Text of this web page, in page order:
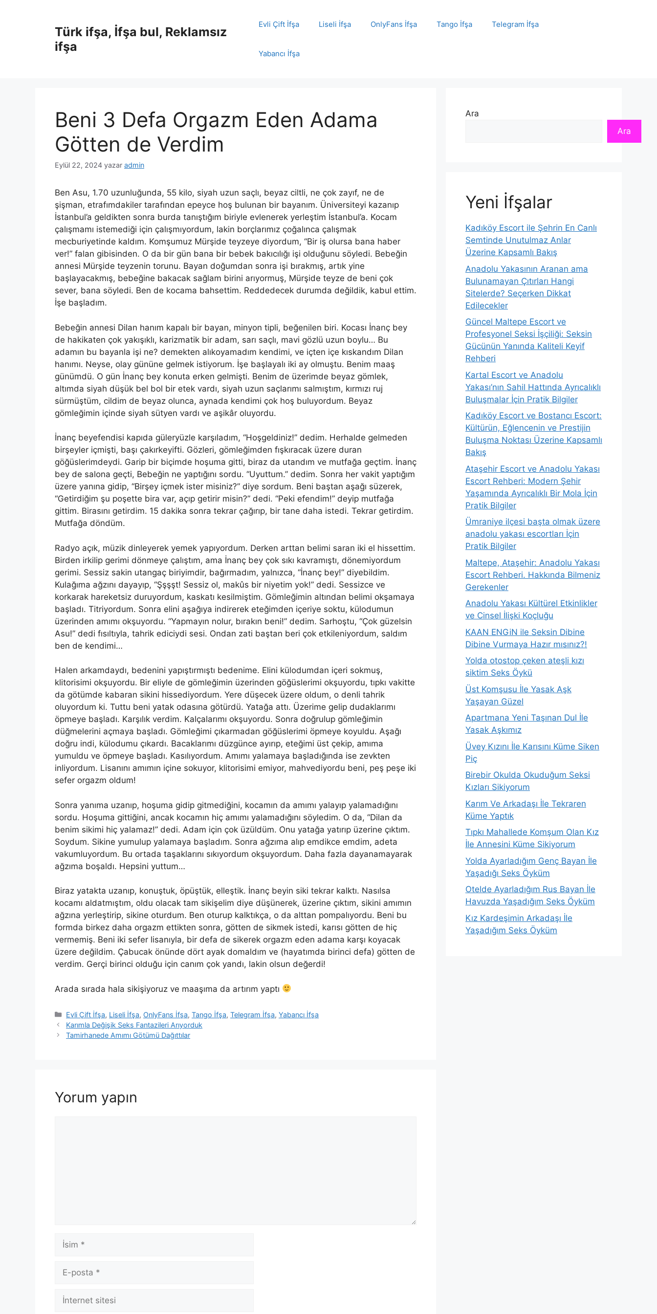
Türk ifşa, İfşa bul, Reklamsız
ifşa
Evli Çift İfşa Liseli İfşa OnlyFans İfşa Tango İfşa Telegram İfşa
Yabancı İfşa
Beni 3 Defa Orgazm Eden Adama
Götten de Verdim
Eylül 22, 2024 yazar admin
Ben Asu, 1.70 uzunluğunda, 55 kilo, siyah uzun saçlı, beyaz ciltli, ne çok zayıf, ne de
şişman, etrafımdakiler tarafından epeyce hoş bulunan bir bayanım. Üniversiteyi kazanıp
İstanbul’a geldikten sonra burda tanıştığım biriyle evlenerek yerleştim İstanbul’a. Kocam
çalışmamı istemediği için çalışmıyordum, lakin borçlarımız çoğalınca çalışmak
mecburiyetinde kaldım. Komşumuz Mürşide teyzeye diyordum, “Bir iş olursa bana haber
ver!” falan gibisinden. O da bir gün bana bir bebek bakıcılığı işi olduğunu söyledi. Bebeğin
annesi Mürşide teyzenin torunu. Bayan doğumdan sonra işi bırakmış, artık yine
başlayacakmış, bebeğine bakacak sağlam birini arıyormuş, Mürşide teyze de beni çok
sever, bana söyledi. Ben de kocama bahsettim. Reddedecek durumda değildik, kabul ettim.
İşe başladım.
Bebeğin annesi Dilan hanım kapalı bir bayan, minyon tipli, beğenilen biri. Kocası İnanç bey
de hakikaten çok yakışıklı, karizmatik bir adam, sarı saçlı, mavi gözlü uzun boylu… Bu
adamın bu bayanla işi ne? demekten alıkoyamadım kendimi, ve içten içe kıskandım Dilan
hanımı. Neyse, olay gününe gelmek istiyorum. İşe başlayalı iki ay olmuştu. Benim maaş
günümdü. O gün İnanç bey konuta erken gelmişti. Benim de üzerimde beyaz gömlek,
altımda siyah düşük bel bol bir etek vardı, siyah uzun saçlarımı salmıştım, kırmızı ruj
sürmüştüm, cildim de beyaz olunca, aynada kendimi çok hoş buluyordum. Beyaz
gömleğimin içinde siyah sütyen vardı ve aşikâr oluyordu.
İnanç beyefendisi kapıda güleryüzle karşıladım, “Hoşgeldiniz!” dedim. Herhalde gelmeden
birşeyler içmişti, başı çakırkeyifti. Gözleri, gömleğimden fışkıracak üzere duran
göğüslerimdeydi. Garip bir biçimde hoşuma gitti, biraz da utandım ve mutfağa geçtim. İnanç
bey de salona geçti, Bebeğin ne yaptığını sordu. “Uyuttum.” dedim. Sonra her vakit yaptığım
üzere yanına gidip, “Birşey içmek ister misiniz?” diye sordum. Beni baştan aşağı süzerek,
“Getirdiğim şu poşette bira var, açıp getirir misin?” dedi. “Peki efendim!” deyip mutfağa
gittim. Birasını getirdim. 15 dakika sonra tekrar çağırıp, bir tane daha istedi. Tekrar getirdim.
Mutfağa döndüm.
Radyo açık, müzik dinleyerek yemek yapıyordum. Derken arttan belimi saran iki el hissettim.
Birden irkilip gerimi dönmeye çalıştım, ama İnanç bey çok sıkı kavramıştı, dönemiyordum
gerimi. Sessiz sakin utangaç biriyimdir, bağırmadım, yalnızca, “İnanç bey!” diyebildim.
Kulağıma ağzını dayayıp, “Şşşşt! Sessiz ol, makûs bir niyetim yok!” dedi. Sessizce ve
korkarak hareketsiz duruyordum, kaskatı kesilmiştim. Gömleğimin altından belimi okşamaya
başladı. Titriyordum. Sonra elini aşağıya indirerek eteğimden içeriye soktu, külodumun
üzerinden amımı okşuyordu. “Yapmayın nolur, bırakın beni!” dedim. Sarhoştu, “Çok güzelsin
Asu!” dedi fısıltıyla, tahrik ediciydi sesi. Ondan zati baştan beri çok etkileniyordum, saldım
ben de kendimi…
Halen arkamdaydı, bedenini yapıştırmıştı bedenime. Elini külodumdan içeri sokmuş,
klitorisimi okşuyordu. Bir eliyle de gömleğimin üzerinden göğüslerimi okşuyordu, tıpkı vakitte
da götümde kabaran sikini hissediyordum. Yere düşecek üzere oldum, o denli tahrik
oluyordum ki. Tuttu beni yatak odasına götürdü. Yatağa attı. Üzerime gelip dudaklarımı
öpmeye başladı. Karşılık verdim. Kalçalarımı okşuyordu. Sonra doğrulup gömleğimin
düğmelerini açmaya başladı. Gömleğimi çıkarmadan göğüslerimi öpmeye koyuldu. Aşağı
doğru indi, külodumu çıkardı. Bacaklarımı düzgünce ayırıp, eteğimi üst çekip, amıma
yumuldu ve öpmeye başladı. Kasılıyordum. Amımı yalamaya başladığında ise zevkten
inliyordum. Lisanını amımın içine sokuyor, klitorisimi emiyor, mahvediyordu beni, peş peşe iki
sefer orgazm oldum!
Sonra yanıma uzanıp, hoşuma gidip gitmediğini, kocamın da amımı yalayıp yalamadığını
sordu. Hoşuma gittiğini, ancak kocamın hiç amımı yalamadığını söyledim. O da, “Dilan da
benim sikimi hiç yalamaz!” dedi. Adam için çok üzüldüm. Onu yatağa yatırıp üzerine çıktım.
Soydum. Sikine yumulup yalamaya başladım. Sonra ağzıma alıp emdikce emdim, adeta
vakumluyordum. Bu ortada taşaklarını sıkıyordum okşuyordum. Daha fazla dayanamayarak
ağzıma boşaldı. Hepsini yuttum…
Biraz yatakta uzanıp, konuştuk, öpüştük, elleştik. İnanç beyin siki tekrar kalktı. Nasılsa
kocamı aldatmıştım, oldu olacak tam sikişelim diye düşünerek, üzerine çıktım, sikini amımın
ağzına yerleştirip, sikine oturdum. Ben oturup kalktıkça, o da alttan pompalıyordu. Beni bu
formda birkez daha orgazm ettikten sonra, götten de sikmek istedi, karısı götten de hiç
vermemiş. Beni iki sefer lisanıyla, bir defa de sikerek orgazm eden adama karşı koyacak
üzere değildim. Çabucak önünde dört ayak domaldım ve (hayatımda birinci defa) götten de
verdim. Gerçi birinci olduğu için canım çok yandı, lakin olsun değerdi!
Arada sırada hala sikişiyoruz ve maaşıma da artırım yaptı
Kategoriler
Evli Çift İfşa, Liseli İfşa, OnlyFans İfşa,Tango İfşa,Telegram İfşa,Yabancı İfşa
Karımla Değişik Seks Fantazileri Arıyorduk
Tamirhanede Amımı Götümü Dağıttılar
Yorum yapın
İsim
posta
İnternet
sitesi
Ara
Ara
Yeni İfşalar
Kadıköy Escort ile Şehrin En Canlı
Semtinde Unutulmaz Anlar
Üzerine Kapsamlı Bakış
Anadolu Yakasının Aranan ama
Bulunamayan Çıtırları Hangi
Sitelerde? Seçerken Dikkat
Edilecekler
Güncel Maltepe Escort ve
Profesyonel Seksi İşçiliği: Seksin
Gücünün Yanında Kaliteli Keyif
Rehberi
Kartal Escort ve Anadolu
Yakası’nın Sahil Hattında Ayrıcalıklı
Buluşmalar İçin Pratik Bilgiler
Kadıköy Escort ve Bostancı Escort:
Kültürün, Eğlencenin ve Prestijin
Buluşma Noktası Üzerine Kapsamlı
Bakış
Ataşehir Escort ve Anadolu Yakası
Escort Rehberi: Modern Şehir
Yaşamında Ayrıcalıklı Bir Mola İçin
Pratik Bilgiler
Ümraniye ilçesi başta olmak üzere
anadolu yakası escortları İçin
Pratik Bilgiler
Maltepe, Ataşehir: Anadolu Yakası
Escort Rehberi. Hakkında Bilmeniz
Gerekenler
Anadolu Yakası Kültürel Etkinlikler
ve Cinsel İlişki Koçluğu
KAAN ENGiN ile Seksin Dibine
Dibine Vurmaya Hazır mısınız?!
Yolda otostop çeken ateşli kızı
siktim Seks Öykü
Üst Komşusu İle Yasak Aşk
Yaşayan Güzel
Apartmana Yeni Taşınan Dul İle
Yasak Aşkımız
Üvey Kızını İle Karısını Küme Siken
Piç
Birebir Okulda Okuduğum Seksi
Kızları Sikiyorum
Karım Ve Arkadaşı İle Tekraren
Küme Yaptık
Tıpkı Mahallede Komşum Olan Kız
İle Annesini Küme Sikiyorum
Yolda Ayarladığım Genç Bayan İle
Yaşadığı Seks Öyküm
Otelde Ayarladığım Rus Bayan İle
Havuzda Yaşadığım Seks Öyküm
Kız Kardeşimin Arkadaşı İle
Yaşadığım Seks Öyküm